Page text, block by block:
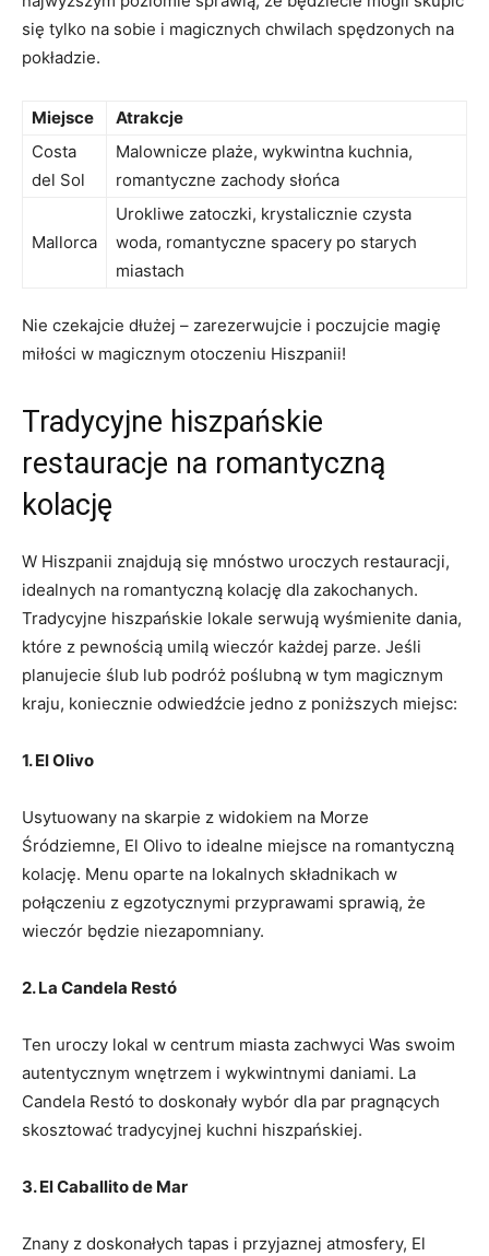
się tylko na ⁤sobie⁢ i​ magicznych chwilach spędzonych na​
pokładzie.
Miejsce
Atrakcje
Costa
del ‍Sol
Malownicze plaże, wykwintna kuchnia,
romantyczne zachody⁣ słońca
Mallorca
Urokliwe zatoczki, krystalicznie czysta
woda, romantyczne spacery ⁣po starych
miastach
Nie czekajcie dłużej – zarezerwujcie i poczujcie magię
miłości w magicznym otoczeniu Hiszpanii!
Tradycyjne hiszpańskie⁤
restauracje na ‍romantyczną
kolację
W Hiszpanii znajdują się mnóstwo uroczych restauracji,
idealnych na romantyczną kolację dla zakochanych.
⁢Tradycyjne hiszpańskie lokale serwują wyśmienite dania,
⁣które ‌z pewnością umilą wieczór ‌każdej parze. Jeśli
planujecie ślub lub podróż ​poślubną w tym⁣ magicznym
kraju, koniecznie ⁤odwiedźcie jedno z​ poniższych miejsc:
1. El Olivo
Usytuowany⁢ na skarpie z‌ widokiem na Morze‌
Śródziemne, El Olivo to ⁣idealne miejsce na romantyczną
kolację. Menu oparte na lokalnych składnikach w
połączeniu z egzotycznymi przyprawami sprawią, że
wieczór będzie niezapomniany.
2.⁢ La Candela Restó
Ten uroczy lokal ⁢w centrum miasta zachwyci Was⁢ swoim⁢
autentycznym wnętrzem i wykwintnymi ‍daniami. La
Candela Restó ⁣to ‌doskonały wybór dla par pragnących⁢
skosztować tradycyjnej kuchni hiszpańskiej.
3. El Caballito de Mar
Znany​ z doskonałych ​tapas i ​przyjaznej ​atmosfery,⁢ El